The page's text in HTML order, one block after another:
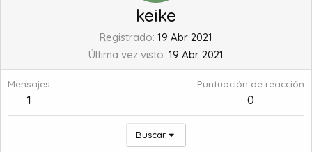
keike
Registrado 19 Abr 2021
Última vez visto 19 Abr 2021
Mensajes
1
Puntuación de reacción
0
Buscar